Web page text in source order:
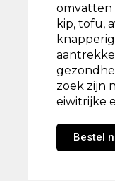
omvatten
kip, tofu,
zoek zijn
eiwitrijke
Bestel